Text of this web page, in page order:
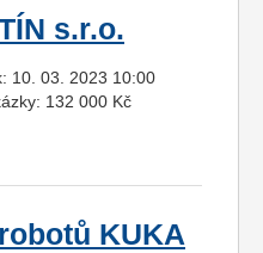
s.r.o.
10. 03. 2023 10:00
132 000 Kč
KUKA